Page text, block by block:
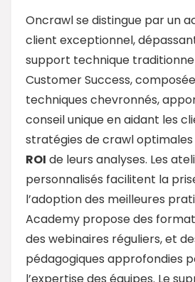
Oncrawl se distingue par un
client exceptionnel,
support technique
Customer Success,
techniques chevronnés,
conseil unique en aidant les
stratégies de crawl
ROI de leurs analyses. Les
personnalisés facilitent la
l’adoption des meilleures
Academy propose des
des webinaires réguliers, et
pédagogiques approfondies